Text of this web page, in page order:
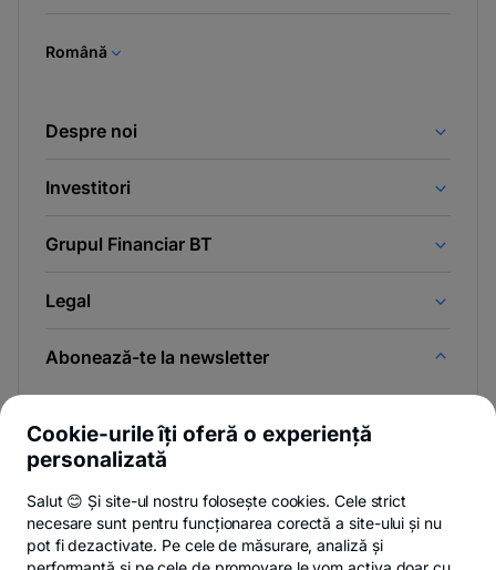
Română
Despre noi
Investitori
Grupul Financiar BT
Legal
Abonează-te la newsletter
Poți renunța oricând,vezi detalii-
opens
in
a
.
Cookie-urile îți oferă o experiență
personalizată
Salut 😊 Și site-ul nostru folosește cookies. Cele strict
necesare sunt pentru funcționarea corectă a site-ului și nu
pot fi dezactivate. Pe cele de măsurare, analiză și